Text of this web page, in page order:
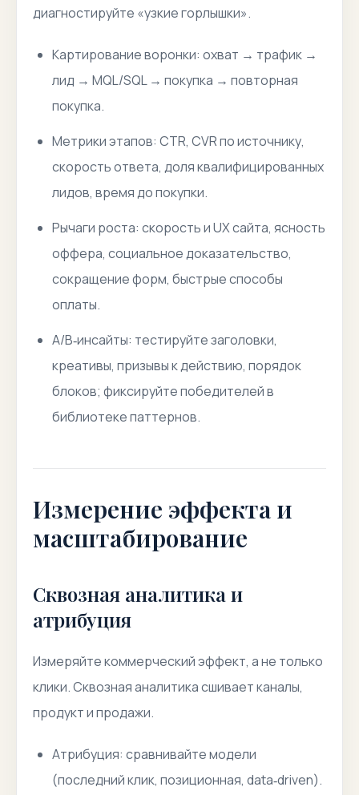
диагностируйте «узкие горлышки».
Картирование воронки: охват → трафик →
лид → MQL/SQL → покупка → повторная
покупка.
Метрики этапов: CTR, CVR по источнику,
скорость ответа, доля квалифицированных
лидов, время до покупки.
Рычаги роста: скорость и UX сайта, ясность
оффера, социальное доказательство,
сокращение форм, быстрые способы
оплаты.
A/B‑инсайты: тестируйте заголовки,
креативы, призывы к действию, порядок
блоков; фиксируйте победителей в
библиотеке паттернов.
Измерение эффекта и
масштабирование
Сквозная аналитика и
атрибуция
Измеряйте коммерческий эффект, а не только
клики. Сквозная аналитика сшивает каналы,
продукт и продажи.
Атрибуция: сравнивайте модели
(последний клик, позиционная, data‑driven).